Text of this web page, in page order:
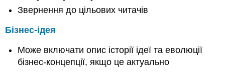
Звернення до цільових читачів
Бізнес-ідея
Може включати опис історії ідеї та еволюції
бізнес-концепції, якщо це актуально